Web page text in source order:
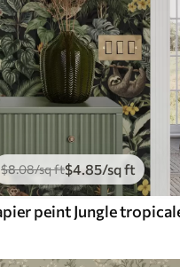
$8.08/sq ft$4.85/sq ft